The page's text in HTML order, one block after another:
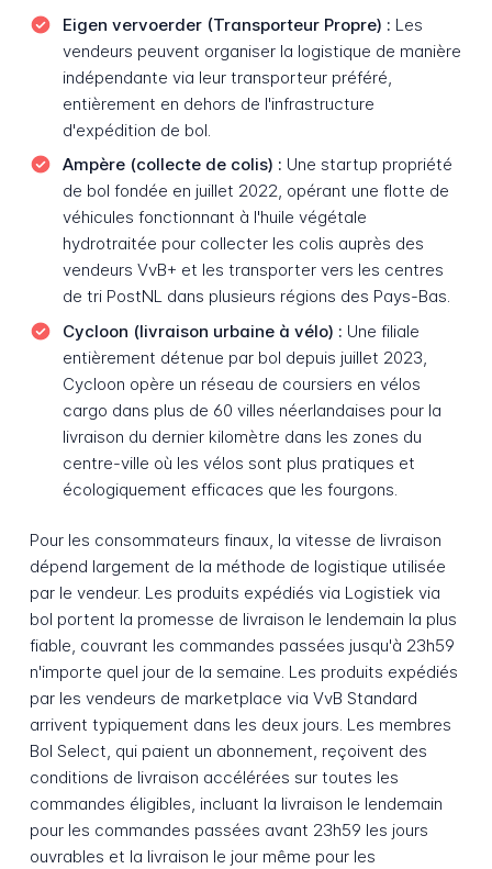
Eigen vervoerder (Transporteur Propre) : Les
vendeurs peuvent organiser la logistique de manière
indépendante via leur transporteur préféré,
entièrement en dehors de l'infrastructure
d'expédition de bol.
Ampère (collecte de colis) : Une startup propriété
de bol fondée en juillet 2022, opérant une flotte de
véhicules fonctionnant à l'huile végétale
hydrotraitée pour collecter les colis auprès des
vendeurs VvB+ et les transporter vers les centres
de tri PostNL dans plusieurs régions des Pays-Bas.
Cycloon (livraison urbaine à vélo) : Une filiale
entièrement détenue par bol depuis juillet 2023,
Cycloon opère un réseau de coursiers en vélos
cargo dans plus de 60 villes néerlandaises pour la
livraison du dernier kilomètre dans les zones du
centre-ville où les vélos sont plus pratiques et
écologiquement efficaces que les fourgons.
Pour les consommateurs finaux, la vitesse de livraison
dépend largement de la méthode de logistique utilisée
par le vendeur. Les produits expédiés via Logistiek via
bol portent la promesse de livraison le lendemain la plus
fiable, couvrant les commandes passées jusqu'à 23h59
n'importe quel jour de la semaine. Les produits expédiés
par les vendeurs de marketplace via VvB Standard
arrivent typiquement dans les deux jours. Les membres
Bol Select, qui paient un abonnement, reçoivent des
conditions de livraison accélérées sur toutes les
commandes éligibles, incluant la livraison le lendemain
pour les commandes passées avant 23h59 les jours
ouvrables et la livraison le jour même pour les